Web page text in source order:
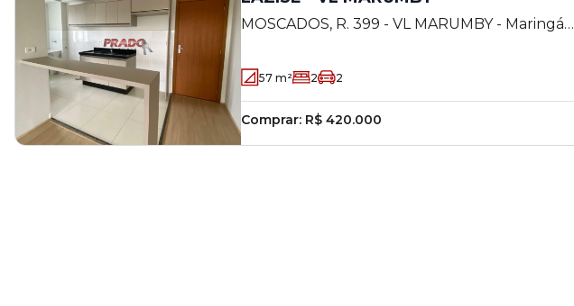
MOSCADOS, R. 399 - VL MARUMBY - Maringá -
57 m² 2 2
Comprar: R$ 420.000